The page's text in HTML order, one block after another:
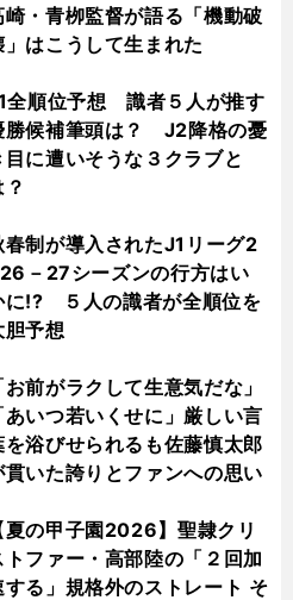
崎・青栁監督が語る「機動破
」はこうして生まれた
全順位予想 識者５人が推す
勝候補筆頭は？ J2降格の憂
目に遭いそうな３クラブと
？
春制が導入されたJ1リーグ2
－27シーズンの行方はい
に!? ５人の識者が全順位を
胆予想
お前がラクして生意気だな」
あいつ若いくせに」厳しい言
を浴びせられるも佐藤慎太郎
貫いた誇りとファンへの思い
夏の甲子園2026】聖隷クリ
トファー・高部陸の「２回加
する」規格外のストレート そ